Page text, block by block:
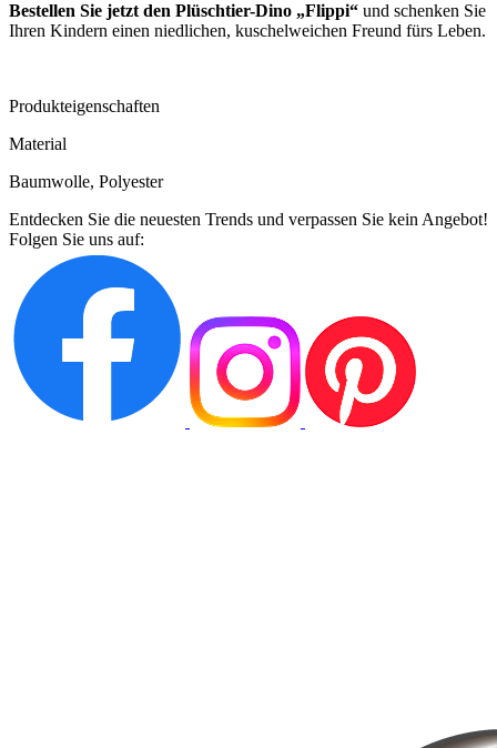
Bestellen Sie jetzt den Plüschtier-Dino „Flippi“ und schenken Sie
Ihren Kindern einen niedlichen, kuschelweichen Freund fürs Leben.
Produkteigenschaften
Material
Baumwolle, Polyester
Entdecken Sie die neuesten Trends und verpassen Sie kein Angebot!
Folgen Sie uns auf: